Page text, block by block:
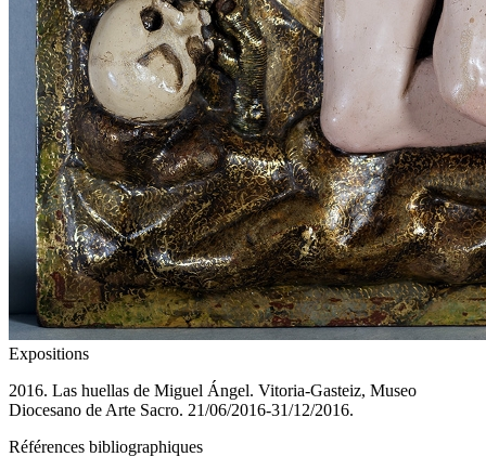
Expositions
2016. Las huellas de Miguel Ángel. Vitoria-Gasteiz, Museo
Diocesano de Arte Sacro. 21/06/2016-31/12/2016.
Références bibliographiques